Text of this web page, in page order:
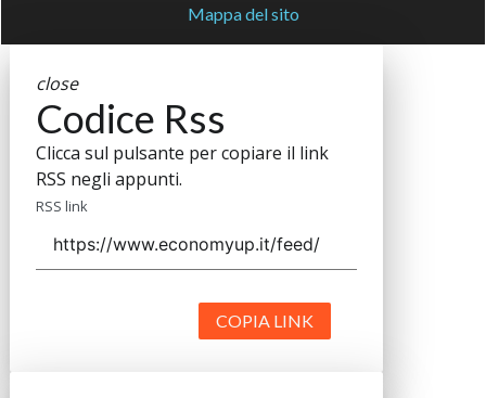
Mappa del sito
close
Codice Rss
Clicca sul pulsante per copiare il link
RSS negli appunti.
RSS link
COPIA LINK